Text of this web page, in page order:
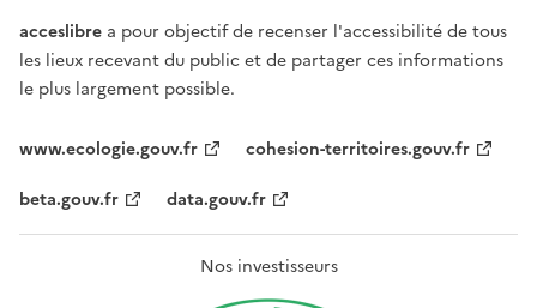
acceslibre a pour objectif de recenser l'accessibilité de tous
les lieux recevant du public et de partager ces informations
le plus largement possible.
www.ecologie.gouv.fr
cohesion-territoires.gouv.fr
beta.gouv.fr
data.gouv.fr
Nos investisseurs